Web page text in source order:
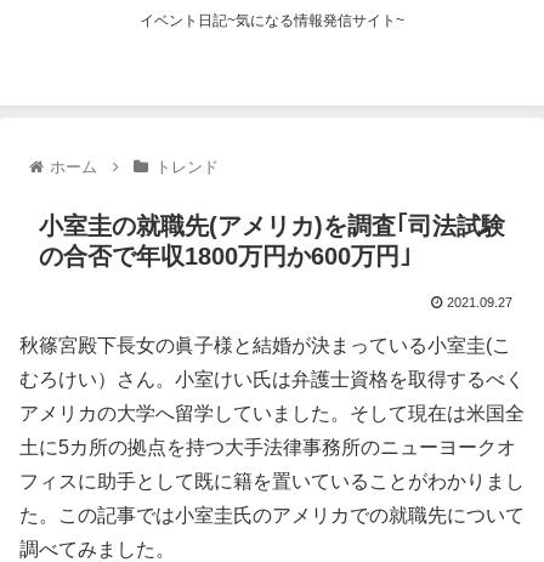
イベント日記~気になる情報発信サイト~
ホーム トレンド
小室圭の就職先(アメリカ)を調査｢司法試験
の合否で年収1800万円か600万円｣
2021.09.27
秋篠宮殿下長女の眞子様と結婚が決まっている小室圭(こ
むろけい）さん。小室けい氏は弁護士資格を取得するべく
アメリカの大学へ留学していました。そして現在は米国全
土に5カ所の拠点を持つ大手法律事務所のニューヨークオ
フィスに助手として既に籍を置いていることがわかりまし
た。この記事では小室圭氏のアメリカでの就職先について
調べてみました。